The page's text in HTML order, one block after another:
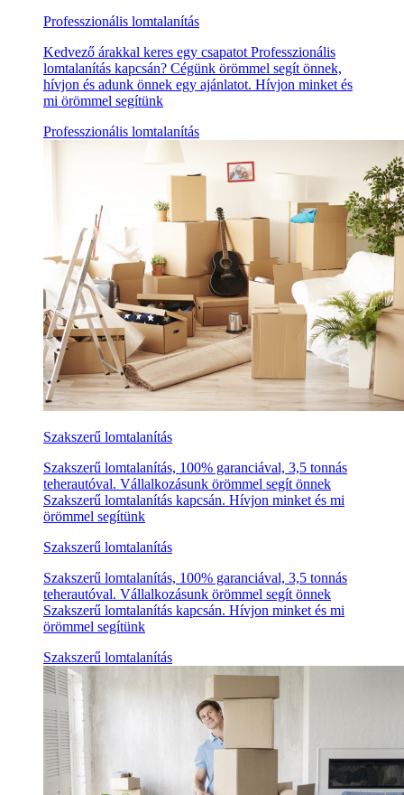
Professzionális lomtalanítás
Kedvező árakkal keres egy csapatot Professzionális
lomtalanítás kapcsán? Cégünk örömmel segít önnek,
hívjon és adunk önnek egy ajánlatot. Hívjon minket és
mi örömmel segítünk
Professzionális lomtalanítás
Szakszerű lomtalanítás
Szakszerű lomtalanítás, 100% garanciával, 3,5 tonnás
teherautóval. Vállalkozásunk örömmel segít önnek
Szakszerű lomtalanítás kapcsán. Hívjon minket és mi
örömmel segítünk
Szakszerű lomtalanítás
Szakszerű lomtalanítás, 100% garanciával, 3,5 tonnás
teherautóval. Vállalkozásunk örömmel segít önnek
Szakszerű lomtalanítás kapcsán. Hívjon minket és mi
örömmel segítünk
Szakszerű lomtalanítás